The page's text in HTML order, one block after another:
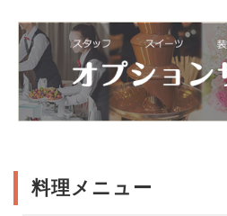
料理メニュー